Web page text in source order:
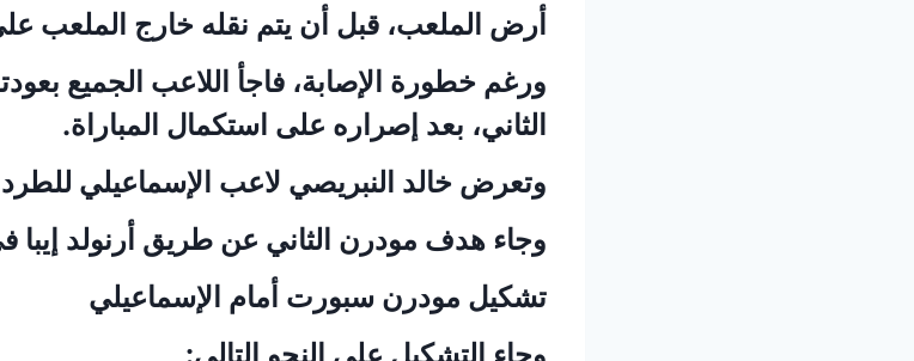
أرض الملعب، قبل أن يتم نقله خارج الملعب
ورغم خطورة الإصابة، فاجأ اللاعب الجميع
الثاني، بعد إصراره على استكمال المباراة.
وتعرض خالد النبريصي لاعب الإسماعيلي للطرد
وجاء هدف مودرن الثاني عن طريق أرنولد إيبا في
تشكيل مودرن سبورت أمام الإسماعيلي